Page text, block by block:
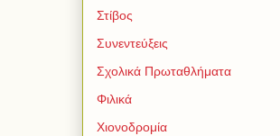
Στίβος
Συνεντεύξεις
Σχολικά Πρωταθλήματα
Φιλικά
Χιονοδρομία